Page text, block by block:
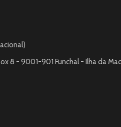
8 - 9001-901 Funchal - Ilha da